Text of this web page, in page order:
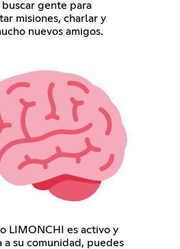
buscar gente para
misiones, charlar y
nuevos amigos.
LIMONCHI es activo y
a su comunidad, puedes